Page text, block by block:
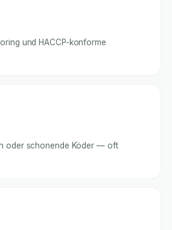
und HACCP-konforme
oder schonende Köder — oft